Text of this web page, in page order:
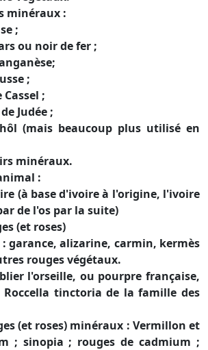
minéraux :
;
ou noir de fer ;
;
;
Judée ;
beaucoup plus utilisé en
minéraux.
:
base d'ivoire à l'origine, l'ivoire
de l'os par la suite)
(et roses)
alizarine, carmin, kermès
rouges végétaux.
ou pourpre française,
tinctoria de la famille des
(et roses) minéraux : Vermillon et
; sinopia ; rouges de cadmium ;